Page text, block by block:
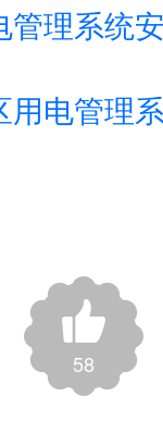
管理系统
电管理
58